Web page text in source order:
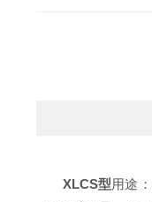
XLCS型用途：